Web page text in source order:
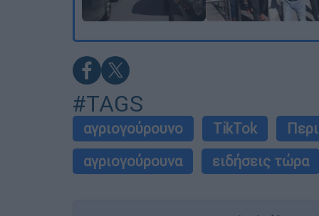
#TAGS
αγριογούρουνο TikTok
αγριογούρουνα
ειδήσεις τώρα